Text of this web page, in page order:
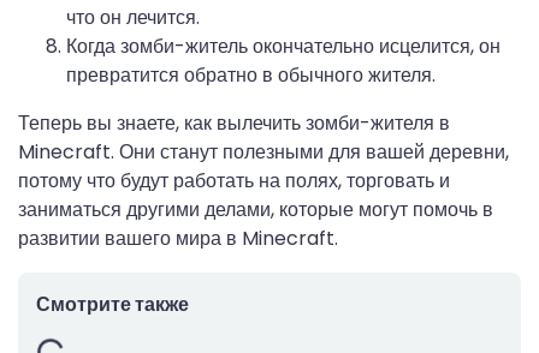
что он лечится.
Когда зомби-житель окончательно исцелится, он
превратится обратно в обычного жителя.
Теперь вы знаете, как вылечить зомби-жителя в
Minecraft. Они станут полезными для вашей деревни,
потому что будут работать на полях, торговать и
заниматься другими делами, которые могут помочь в
развитии вашего мира в Minecraft.
Смотрите также